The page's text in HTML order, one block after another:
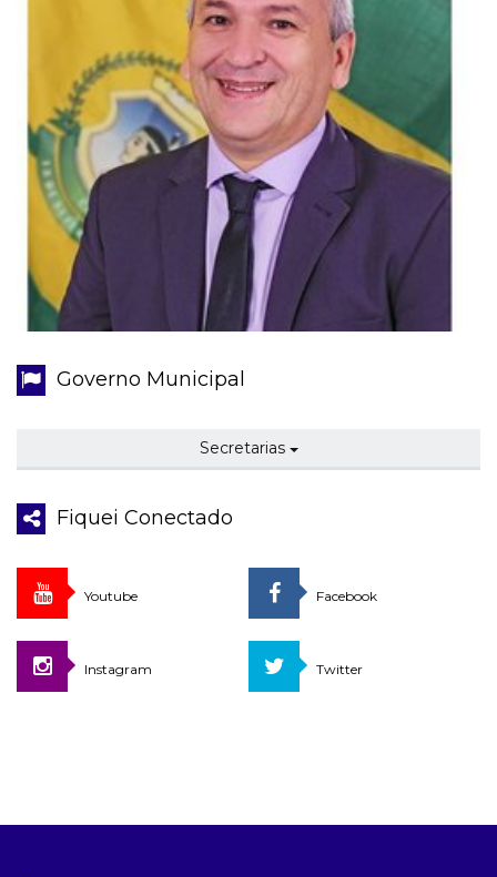
Governo Municipal
Secretarias
Fiquei Conectado
Youtube Facebook
Instagram Twitter